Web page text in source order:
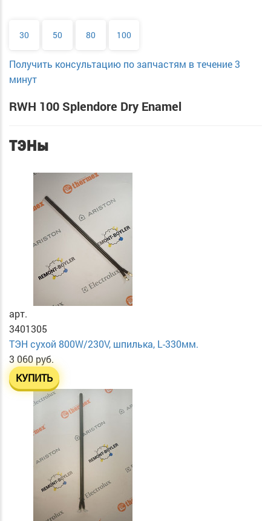
30 50 80 100
Получить консультацию по запчастям в течение 3
минут
RWH 100 Splendore Dry Enamel
ТЭНы
арт.
3401305
ТЭН сухой 800W/230V, шпилька, L-330мм.
3 060 руб.
КУПИТЬ